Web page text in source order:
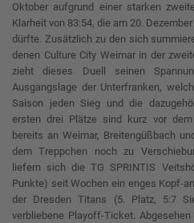
Oktober aufgrund einer starken
Klarheit von 83:54, die am 20.
dürfte. Zusätzlich zu den sich
denen Culture City Weimar in der
zieht dieses Duell seinen
Ausgangslage der Unterfranken,
Saison jeden Sieg und die
ersten drei Plätze sind kurz vor
bereits an Weimar, Breitengüßbach
dem Treppchen noch zu
liefern sich die TG SPRINTIS
Punkte) seit Wochen ein enges Kopf-
der Dresden Titans (5. Platz, 5:7
verbliebene Playoff-Ticket.